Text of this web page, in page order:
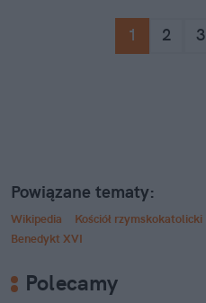
1 2 3
Powiązane tematy:
Wikipedia Kościół rzymskokatolicki
Benedykt XVI
Polecamy